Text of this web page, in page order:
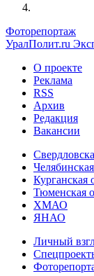
Фоторепортаж
УралПолит.ru
О проекте
Реклама
RSS
Архив
Редакция
Вакансии
Курганская
Тюменская
ХМАО
ЯНАО
Личный